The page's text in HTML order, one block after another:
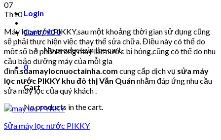
Login
Cart /₫00
No products in the cart.
0
Cart
No products in the cart.
07
Th10
Máy lọc nước PIKKY,sau một khoảng thời gian sử dụng cũng
sẽ phải thực hiện việc thay thế sửa chữa. Điều này có thể do
một số bộ phận trong máy lọc nước bị hỏng,cũng có thể do nhu
cầu bảo dưỡng máy của mỗi gia
đình.suamaylocnuoctainha.com cung cấp dịch vụ sửa máy
lọc nước PIKKY khu đô thị Văn Quán nhằm đáp ứng nhu cầu
sửa máy lọc của quý khách .
Sửa máy lọc nước PIKKY